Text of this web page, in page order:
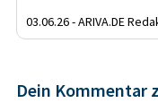
03.06.26 - ARIVA.DE
Dein Kommentar